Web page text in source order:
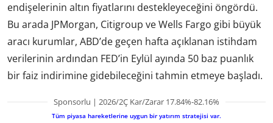
endişelerinin altın fiyatlarını destekleyeceğini öngördü.
Bu arada JPMorgan, Citigroup ve Wells Fargo gibi büyük
aracı kurumlar, ABD’de geçen hafta açıklanan istihdam
verilerinin ardından FED’in Eylül ayında 50 baz puanlık
bir faiz indirimine gidebileceğini tahmin etmeye başladı.
Sponsorlu | 2026/2Ç Kar/Zarar 17.84%-82.16%
Tüm piyasa hareketlerine uygun bir yatırım stratejisi var.